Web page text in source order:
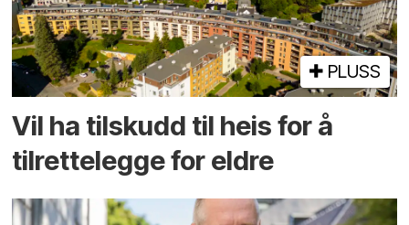
PLUSS
Vil ha tilskudd til heis for å
tilrettelegge for eldre